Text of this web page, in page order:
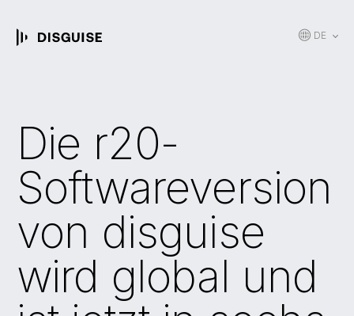
DE
Die r20-
Softwareversion
von disguise
wird global und